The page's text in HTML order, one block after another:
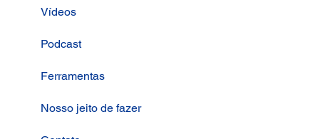
Vídeos
Podcast
Ferramentas
Nosso jeito de fazer